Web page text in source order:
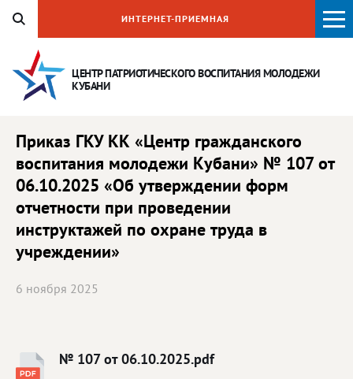
ЦЕНТР ПАТРИОТИЧЕСКОГО ВОСПИТАНИЯМОЛОДЕЖИ
КУБАНИ
ИНТЕРНЕТ-ПРИЕМНАЯ
Приказ ГКУ КК «Центр гражданского
воспитания молодежи Кубани» № 107 от
06.10.2025 «Об утверждении форм
отчетности при проведении
инструктажей по охране труда в
учреждении»
6 ноября 2025
№ 107 от 06.10.2025.pdf